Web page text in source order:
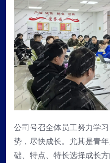
公司号召全体员工努力学
势，尽快成长。尤其是青
础、特点、特长选择成长